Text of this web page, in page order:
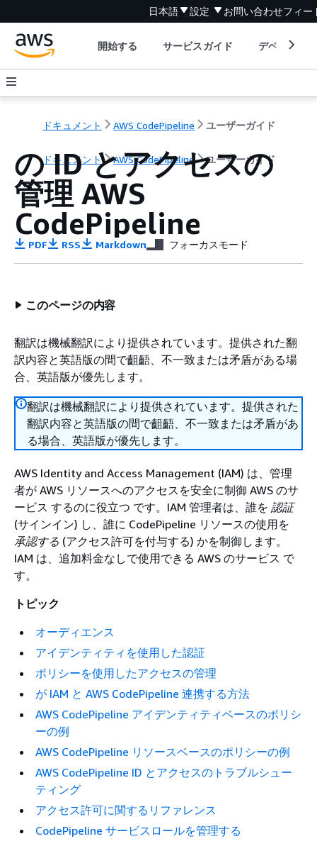
日本語 設定 お問い合わせフィー
開始する サービスガイド デベロッパ
ドキュメント AWS CodePipeline ユーザーガイド
ドキュメント AWS CodePipeline ユーザーガイド
の ID とアクセスの
管理 AWS
CodePipeline
PDF RSS Markdown フォーカスモード
このページの内容
翻訳は機械翻訳により提供されています。提供された翻
訳内容と英語版の間で齟齬、不一致または矛盾がある場
合、英語版が優先します。
翻訳は機械翻訳により提供されています。提供された
翻訳内容と英語版の間で齟齬、不一致または矛盾があ
る場合、英語版が優先します。
AWS Identity and Access Management (IAM) は、管理
者が AWS リソースへのアクセスを安全に制御 AWS のサ
ービス するのに役立つ です。IAM 管理者は、誰を 認証
(サインイン) し、誰に CodePipeline リソースの使用を
承認する (アクセス許可を付与する) かを制御します。
IAM は、追加料金なしで使用できる AWS のサービス で
す。
トピック
オーディエンス
アイデンティティを使用した認証
ポリシーを使用したアクセスの管理
が IAM と AWS CodePipeline 連携する方法
AWS CodePipeline アイデンティティベースのポリシ
ーの例
AWS CodePipeline リソースベースのポリシーの例
AWS CodePipeline ID とアクセスのトラブルシュー
ティング
アクセス許可に関するリファレンス
CodePipeline サービスロールを管理する